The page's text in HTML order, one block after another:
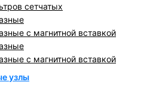
сетчатых
с магнитной вставкой
с магнитной вставкой
узлы